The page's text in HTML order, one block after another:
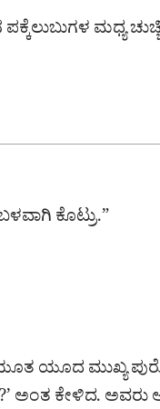
ಮಧ್ಯ
ಕೊಟ್ರು.”
ಯೂದ ಮುಖ್ಯ
ಅಂತ ಕೇಳಿದ. ಅವರು